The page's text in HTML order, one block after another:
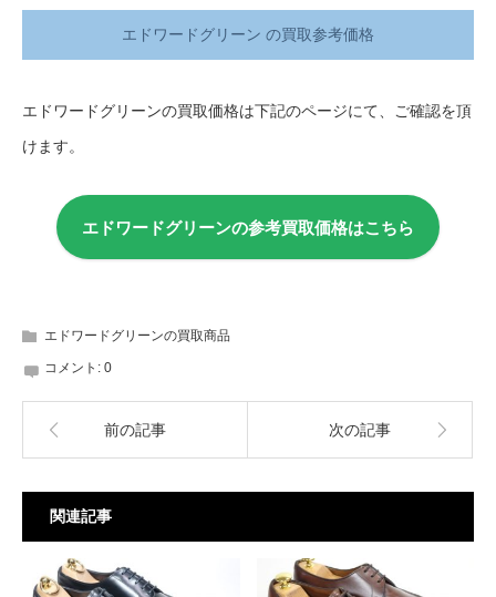
エドワードグリーン の買取参考価格
エドワードグリーンの買取価格は下記のページにて、ご確認を頂
けます。
エドワードグリーンの参考買取価格はこちら
エドワードグリーンの買取商品
コメント: 0
前の記事 次の記事
関連記事